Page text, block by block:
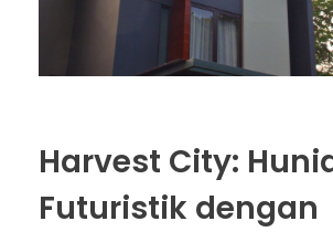
Harvest City:
Futuristik dengan